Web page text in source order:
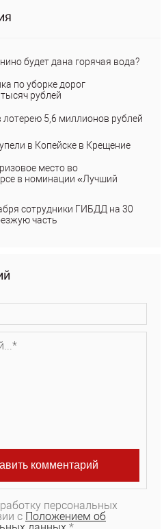
будет дана горячая вода?
по уборке дорог
рублей
5,6 миллионов рублей
в Копейске в Крещение
место во
в номинации «Лучший
сотрудники ГИБДД на 30
часть
персональных
с Положением об